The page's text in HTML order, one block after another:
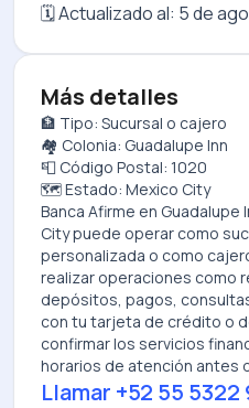
🗓️ Actualizado al: 5 de
Más detalles
🏦 Tipo: Sucursal o cajero
🏘️ Colonia: Guadalupe Inn
📮 Código Postal: 1020
🗺️ Estado: Mexico City
Banca Afirme en Guadalupe
Citypuede operar como
personalizada o como
realizar operaciones como
depósitos, pagos,
con tu tarjeta de crédito o
confirmar los servicios
horarios de atención antes
Llamar +52 55 5322